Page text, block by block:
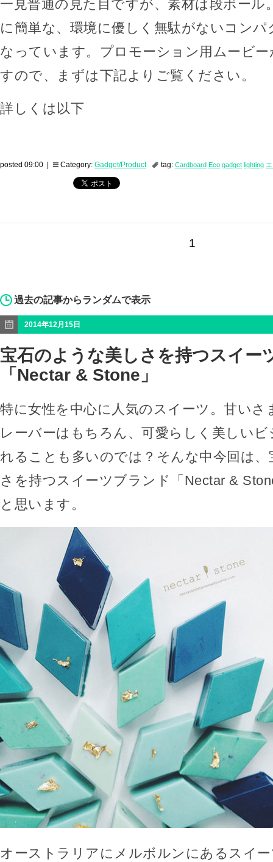
一見普通の見た目ですが、素材は段ボール
に簡単な、環境に優しく無駄がないコン
なっています。プロモーション用ムービ
すので、まずは下記よりご覧ください。
詳しくは以下
posted 09:00 | Category: Gadget/Product tag: Cardboard Eco gadget lighting
1
過去の記事からランダムで表示
2014年12月15日
宝石のような美しさを持つスイー
「Nectar & Stone」
特に女性を中心に人気のスイーツ。甘いさ
レーバーはもちろん、可愛らしく美しい
れることも多いのでは？そんな中今回は
さを持つスイーツブランド「Nectar &
と思います。
オーストラリアにメルボルンにあるスイ